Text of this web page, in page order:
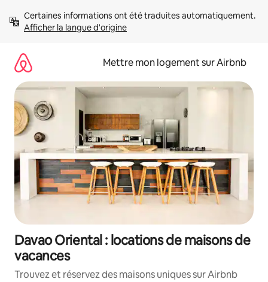
directement
Afficher la langue d'origine
Mettre mon logement sur Airbnb
Davao Oriental : locations de maisons de
vacances
Trouvez et réservez des maisons uniques sur Airbnb